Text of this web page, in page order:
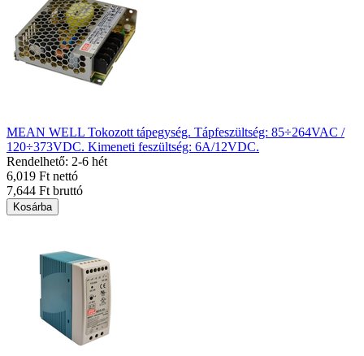
MEAN WELL Tokozott tápegység. Tápfeszültség: 85÷264VAC /
120÷373VDC. Kimeneti feszültség: 6A/12VDC.
Rendelhető: 2-6 hét
6,019 Ft nettó
7,644 Ft bruttó
Kosárba